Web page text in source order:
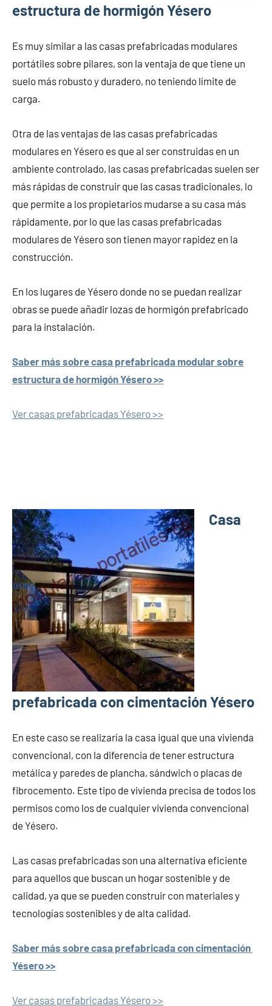
estructura de hormigón Yésero
Es muy similar a las casas prefabricadas modulares
portátiles sobre pilares, son la ventaja de que tiene un
suelo más robusto y duradero, no teniendo límite de
carga.
Otra de las ventajas de las casas prefabricadas
modulares en Yésero es que al ser construidas en un
ambiente controlado, las casas prefabricadas suelen ser
más rápidas de construir que las casas tradicionales, lo
que permite a los propietarios mudarse a su casa más
rápidamente, por lo que las casas prefabricadas
modulares de Yésero son tienen mayor rapidez en la
construcción.
En los lugares de Yésero donde no se puedan realizar
obras se puede añadir lozas de hormigón prefabricado
para la instalación.
Saber más sobre casa prefabricada modular sobre
estructura de hormigón Yésero >>
Ver casas prefabricadas Yésero >>
Casa
prefabricada con cimentación Yésero
En este caso se realizaría la casa igual que una vivienda
convencional, con la diferencia de tener estructura
metálica y paredes de plancha, sándwich o placas de
fibrocemento. Este tipo de vivienda precisa de todos los
permisos como los de cualquier vivienda convencional
de Yésero.
Las casas prefabricadas son una alternativa eficiente
para aquellos que buscan un hogar sostenible y de
calidad, ya que se pueden construir con materiales y
tecnologías sostenibles y de alta calidad.
Saber más sobre casa prefabricada con cimentación
Yésero >>
Ver casas prefabricadas Yésero >>